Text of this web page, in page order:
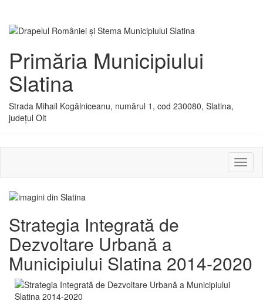
Primăria Municipiului
Slatina
Strada Mihail Kogălniceanu, numărul 1, cod 230080, Slatina,
județul Olt
sau
Strategia Integrată de
Dezvoltare Urbană a
Municipiului Slatina 2014-2020